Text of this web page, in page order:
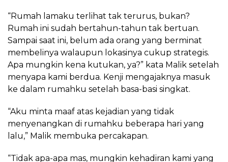
“Rumah lamaku terlihat tak terurus, bukan?
Rumah ini sudah bertahun-tahun tak bertuan.
Sampai saat ini, belum ada orang yang berminat
membelinya walaupun lokasinya cukup strategis.
Apa mungkin kena kutukan, ya?” kata Malik setelah
menyapa kami berdua. Kenji mengajaknya masuk
ke dalam rumahku setelah basa-basi singkat.
“Aku minta maaf atas kejadian yang tidak
menyenangkan di rumahku beberapa hari yang
lalu,” Malik membuka percakapan.
“Tidak apa-apa mas, mungkin kehadiran kami yang